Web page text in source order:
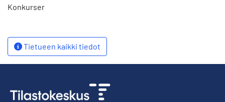
Konkurser
Tietueen kaikki tiedot